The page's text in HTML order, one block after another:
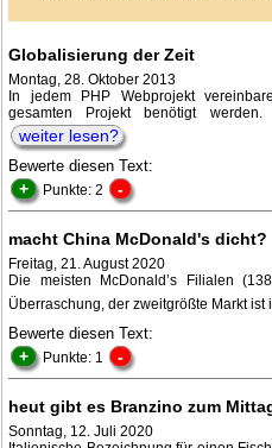
Globalisierung der Zeit
Montag, 28. Oktober 2013
In jedem PHP Webprojekt
gesamten Projekt benötigt
weiter lesen?
Bewerte diesen Text:
+ Punkte: 2 -
macht China McDonald's dicht?
Freitag, 21. August 2020
Die meisten McDonald’s Filialen
Überraschung, der zweitgrößte Markt ist
Bewerte diesen Text:
+ Punkte: 1 -
heut gibt es Branzino zum
Sonntag, 12. Juli 2020